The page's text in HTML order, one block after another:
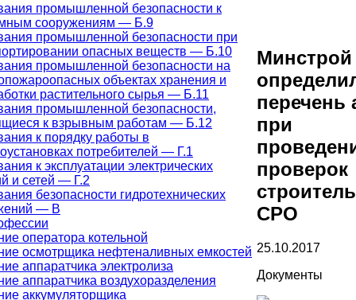
промышленной безопасности к
сооружениям — Б.9
промышленной безопасности при
опасных веществ — Б.10
промышленной безопасности на
объектах хранения и
растительного сырья — Б.11
промышленной безопасности,
к взрывным работам — Б.12
к порядку работы в
потребителей — Г.1
к эксплуатации электрических
и сетей — Г.2
безопасности гидротехнических
— В
оператора котельной
осмотрщика нефтеналивных емкостей
аппаратчика электролиза
аппаратчика воздухоразделения
аккумуляторщика
Минстрой
перечень
при
проверок
СРО
25.10.2017
Документы